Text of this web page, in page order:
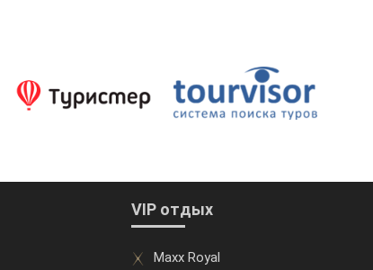
VIP отдых
Maxx Royal